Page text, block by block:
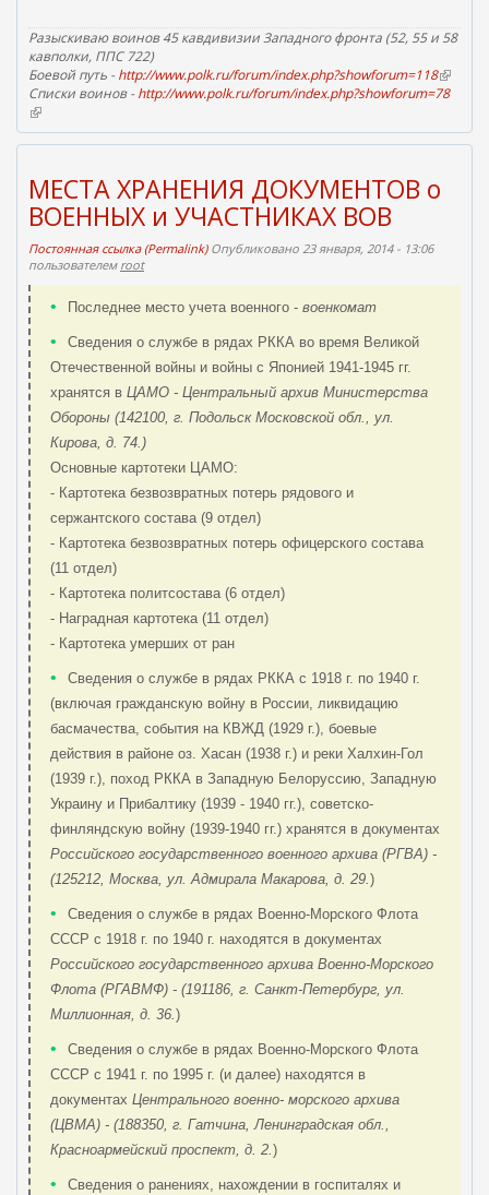
я
с
с
л
)
ы
к
а
л
о
т
п
р
к
и
e
a
i
)
с
л
к
д
я
о
т
п
в
к
и
m
a
l
)
Разыскиваю воинов 45 кавдивизии Западного фронта (52, 55 и 58
кавполки, ППС 722)
Боевой путь -http://www.polk.ru/forum/index.php?showforum=118(
в
е
ш
я
Списки воинов -http://www.polk.ru/forum/index.php?showforum=78
(
в
н
ш
н
я
я
с
ы
л
к
а
)
МЕСТА ХРАНЕНИЯ ДОКУМЕНТОВ о
ВОЕННЫХ и УЧАСТНИКАХ ВОВ
Постоянная ссылка (Permalink)Опубликовано 23 января, 2014 - 13:06
пользователем root
• Последнее место учета военного - военкомат
•
Сведения о службе в рядах РККА во время Великой
Отечественной войны и войны с Японией 1941-1945 гг.
хранятся в ЦАМО - Центральный архив Министерства
Обороны (142100, г. Подольск Московской обл., ул.
Кирова, д. 74.)
Основные картотеки ЦАМО:
- Картотека безвозвратных потерь рядового и
сержантского состава (9 отдел)
- Картотека безвозвратных потерь офицерского состава
(11 отдел)
- Картотека политсостава (6 отдел)
- Наградная картотека (11 отдел)
- Картотека умерших от ран
•
Сведения о службе в рядах РККА с 1918 г. по 1940 г.
(включая гражданскую войну в России, ликвидацию
басмачества, события на КВЖД (1929 г.), боевые
действия в районе оз. Хасан (1938 г.) и реки Халхин-Гол
(1939 г.), поход РККА в Западную Белоруссию, Западную
Украину и Прибалтику (1939 - 1940 гг.), советско-
финляндскую войну (1939-1940 гг.) хранятся в документах
Российского государственного военного архива (РГВА) -
(125212, Москва, ул. Адмирала Макарова, д. 29.)
•
Сведения о службе в рядах Военно-Морского Флота
СССР с 1918 г. по 1940 г. находятся в документах
Российского государственного архива Военно-Морского
Флота (РГАВМФ) - (191186, г. Санкт-Петербург, ул.
Миллионная, д. 36.)
•
Сведения о службе в рядах Военно-Морского Флота
СССР с 1941 г. по 1995 г. (и далее) находятся в
документах Центрального военно- морского архива
(ЦВМА) - (188350, г. Гатчина, Ленинградская обл.,
Красноармейский проспект, д. 2.)
•
Сведения о ранениях, нахождении в госпиталях и